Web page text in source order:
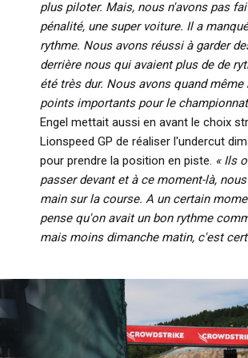
plus piloter. Mais, nous n'avons pas
pénalité, une super voiture. Il a
rythme. Nous avons réussi à garder
derrière nous qui avaient plus de de
été très dur. Nous avons quand même
points importants pour le
Engel mettait aussi en avant le choix
Lionspeed GP de réaliser l'undercut
pour prendre la position en piste. « Ils
passer devant et à ce moment-là,
main sur la course. A un certain
pense qu'on avait un bon rythme
mais moins dimanche matin, c'est